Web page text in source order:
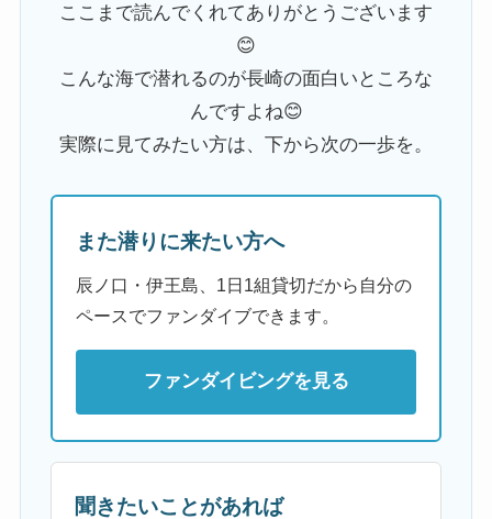
ここまで読んでくれてありがとうございます
😊
こんな海で潜れるのが長崎の面白いところな
んですよね😊
実際に見てみたい方は、下から次の一歩を。
また潜りに来たい方へ
辰ノ口・伊王島、1日1組貸切だから自分の
ペースでファンダイブできます。
ファンダイビングを見る
聞きたいことがあれば